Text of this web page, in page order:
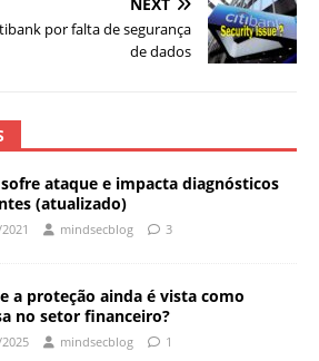
por falta de segurança
de dados
ataque e impacta diagnósticos
(atualizado)
mindsecblog 3
a proteção ainda é vista como
no setor financeiro?
mindsecblog 1